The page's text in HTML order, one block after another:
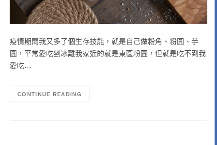
疫情期間我又多了個生存技能，就是自己做粉角、粉圓、芋
圓，平常愛吃剉冰離我家近的就是東區粉圓，但就是吃不到我
愛吃…
CONTINUE READING